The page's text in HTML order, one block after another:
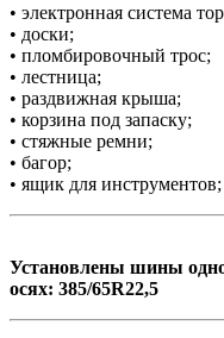
• электронная система
• доски;
• пломбировочный трос;
• лестница;
• раздвижная крыша;
• корзина под запаску;
• стяжные ремни;
• багор;
• ящик для инструментов;
Установлены шины
осях: 385/65R22,5